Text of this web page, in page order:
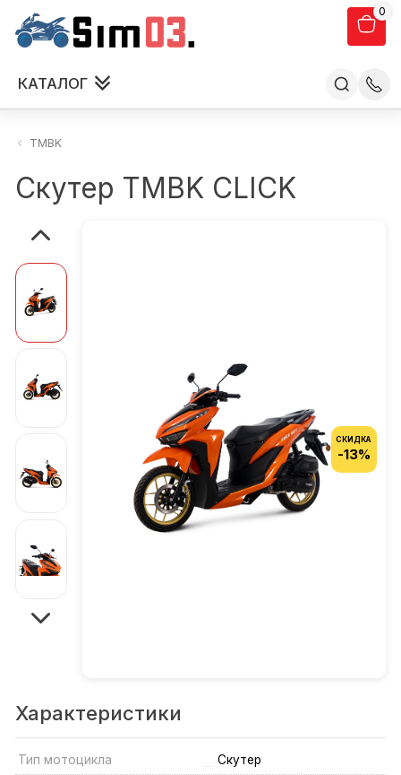
0
КАТАЛОГ
TMBK
Скутер TMBK CLICK
СКИДКА
-13%
Характеристики
Тип мотоцикла Скутер